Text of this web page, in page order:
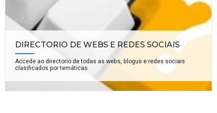
DIRECTORIO DE WEBS E REDES SOCIAIS
Accede ao directorio de todas as webs, blogus e redes sociais
clasificados por temáticas